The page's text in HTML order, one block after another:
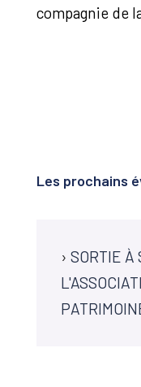
compagnie de
Les prochains
› SORTIE À